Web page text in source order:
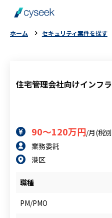
案件を探す
ご利用者様の声
よくある質問
お役立ちコラム
ホーム セキュリティ案件を探す
住宅管理会社向けインフ
90～120万円/月(税
業務委託
港区
職種
PM/PMO